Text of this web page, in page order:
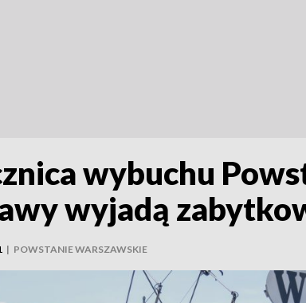
wybuchu
wyjadą
| POWSTANIE WARSZAWSKIE